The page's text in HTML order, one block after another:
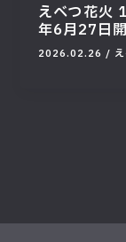
えべつ花
年6月27日
2026.02.26 /